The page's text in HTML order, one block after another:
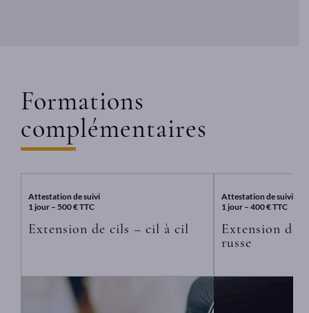
Formations
complémentaires
Attestation de suivi
1 jour – 500 € TTC
Extension de cils – cil à cil
Attestation de suivi
1 jour – 400 € TTC
Extension de
russe